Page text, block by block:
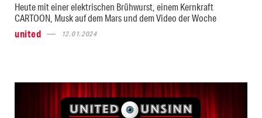
Heute mit einer elektrischen Brühwurst, einem Kernkraft
CARTOON, Musk auf dem Mars und dem Video der Woche
united
12.01.2024